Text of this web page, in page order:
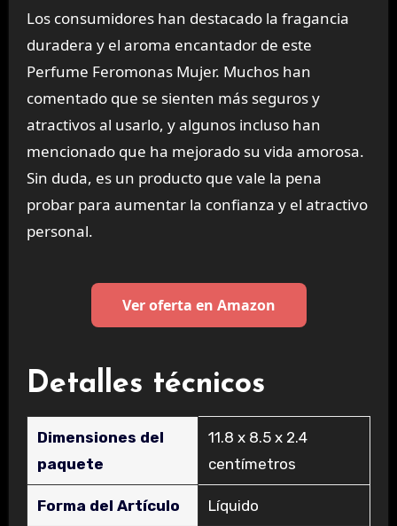
Los consumidores han destacado la fragancia
duradera y el aroma encantador de este
Perfume Feromonas Mujer. Muchos han
comentado que se sienten más seguros y
atractivos al usarlo, y algunos incluso han
mencionado que ha mejorado su vida amorosa.
Sin duda, es un producto que vale la pena
probar para aumentar la confianza y el atractivo
personal.
Ver oferta en Amazon
Detalles técnicos
Dimensiones del
paquete
‎11.8 x 8.5 x 2.4
centímetros
Forma del Artículo ‎Líquido